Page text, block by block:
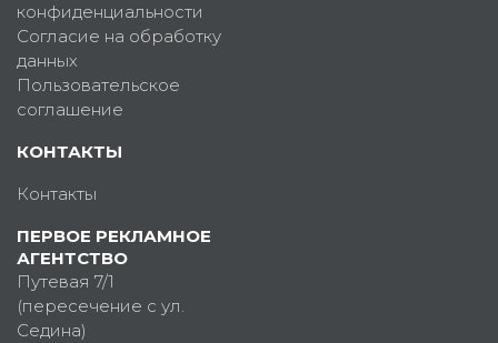
конфиденциальности
Согласие на обработку
данных
Пользовательское
соглашение
КОНТАКТЫ
Контакты
ПЕРВОЕ РЕКЛАМНОЕ
АГЕНТСТВО
Путевая 7/1
(пересечение с ул.
Седина)